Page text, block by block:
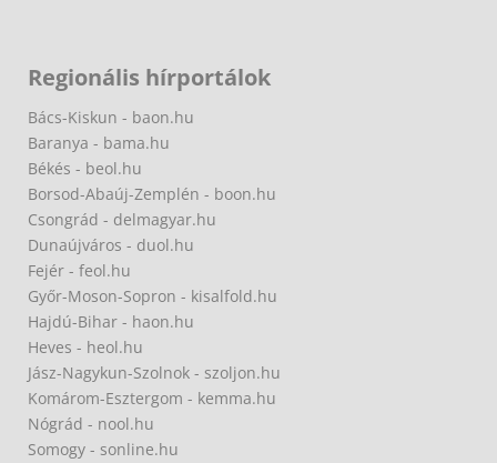
Regionális hírportálok
Bács-Kiskun - baon.hu
Baranya - bama.hu
Békés - beol.hu
Borsod-Abaúj-Zemplén - boon.hu
Csongrád - delmagyar.hu
Dunaújváros - duol.hu
Fejér - feol.hu
Győr-Moson-Sopron - kisalfold.hu
Hajdú-Bihar - haon.hu
Heves - heol.hu
Jász-Nagykun-Szolnok - szoljon.hu
Komárom-Esztergom - kemma.hu
Nógrád - nool.hu
Somogy - sonline.hu